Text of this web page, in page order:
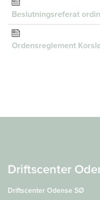
Beslutningsreferat
Ordensreglement
Driftscenter
Driftscenter Odense SØ